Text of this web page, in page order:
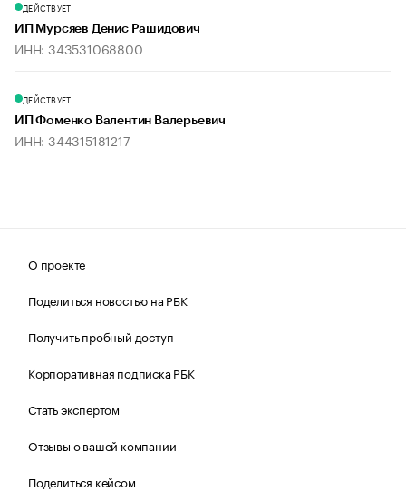
ДЕЙСТВУЕТ
ИП Мурсяев Денис Рашидович
ИНН: 343531068800
ДЕЙСТВУЕТ
ИП Фоменко Валентин Валерьевич
ИНН: 344315181217
О проекте
Поделиться новостью на РБК
Получить пробный доступ
Корпоративная подписка РБК
Стать экспертом
Отзывы о вашей компании
Поделиться кейсом